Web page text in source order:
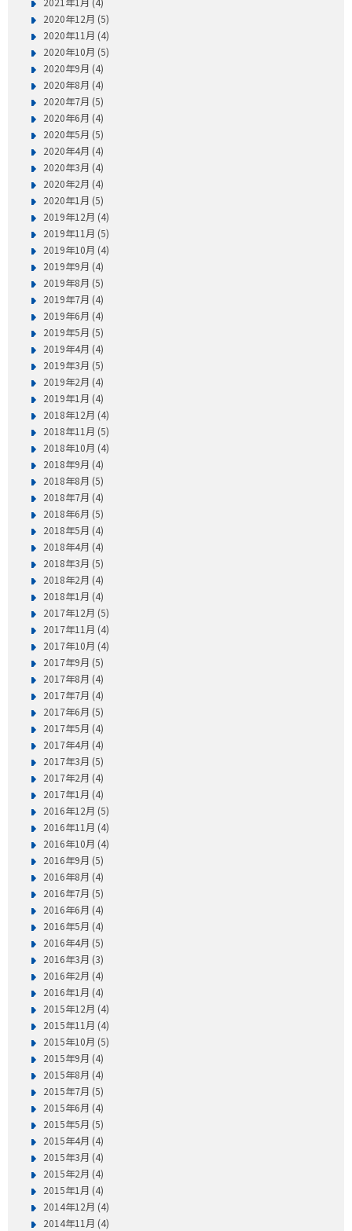
2020年12月 (5)
2020年11月 (4)
2020年10月 (5)
2020年9月 (4)
2020年8月 (4)
2020年7月 (5)
2020年6月 (4)
2020年5月 (5)
2020年4月 (4)
2020年3月 (4)
2020年2月 (4)
2020年1月 (5)
2019年12月 (4)
2019年11月 (5)
2019年10月 (4)
2019年9月 (4)
2019年8月 (5)
2019年7月 (4)
2019年6月 (4)
2019年5月 (5)
2019年4月 (4)
2019年3月 (5)
2019年2月 (4)
2019年1月 (4)
2018年12月 (4)
2018年11月 (5)
2018年10月 (4)
2018年9月 (4)
2018年8月 (5)
2018年7月 (4)
2018年6月 (5)
2018年5月 (4)
2018年4月 (4)
2018年3月 (5)
2018年2月 (4)
2018年1月 (4)
2017年12月 (5)
2017年11月 (4)
2017年10月 (4)
2017年9月 (5)
2017年8月 (4)
2017年7月 (4)
2017年6月 (5)
2017年5月 (4)
2017年4月 (4)
2017年3月 (5)
2017年2月 (4)
2017年1月 (4)
2016年12月 (5)
2016年11月 (4)
2016年10月 (4)
2016年9月 (5)
2016年8月 (4)
2016年7月 (5)
2016年6月 (4)
2016年5月 (4)
2016年4月 (5)
2016年3月 (3)
2016年2月 (4)
2016年1月 (4)
2015年12月 (4)
2015年11月 (4)
2015年10月 (5)
2015年9月 (4)
2015年8月 (4)
2015年7月 (5)
2015年6月 (4)
2015年5月 (5)
2015年4月 (4)
2015年3月 (4)
2015年2月 (4)
2015年1月 (4)
2014年12月 (4)
2014年11月 (4)